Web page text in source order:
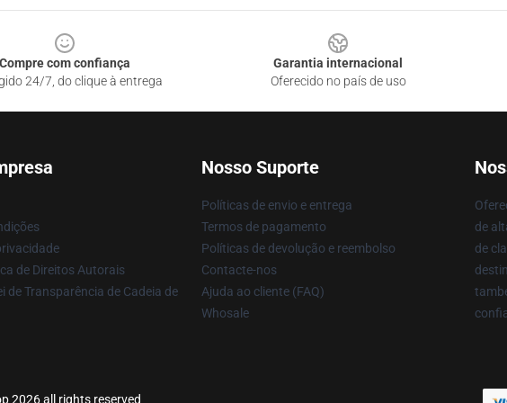
Compre com confiança
24/7, do clique à entrega
Garantia internacional
Oferecido no país de uso
de Direitos Autorais
de Transparência de Cadeia de
Nosso Suporte
Políticas de envio e entrega
Termos de pagamento
Políticas de devolução e reembolso
Contacte-nos
Ajuda ao cliente (FAQ)
Whosale
de
de
2026 all rights reserved